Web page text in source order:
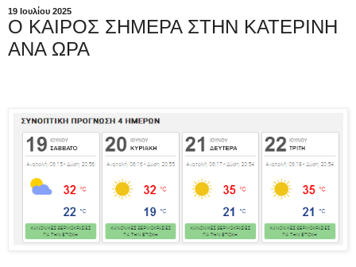
19 Ιουλίου 2025
Ο ΚΑΙΡΟΣ ΣΗΜΕΡΑ ΣΤΗΝ ΚΑΤΕΡΙΝΗ
ΑΝΑ ΩΡΑ